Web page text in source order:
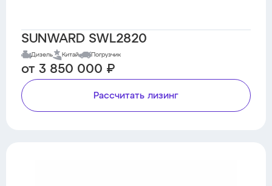
SUNWARD SWL2820
Дизель Китай Погрузчик
от 3 850 000 ₽
Рассчитать лизинг